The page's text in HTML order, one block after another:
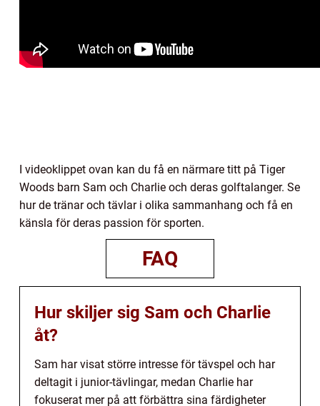
I videoklippet ovan kan du få en närmare titt på Tiger
Woods barn Sam och Charlie och deras golftalanger. Se
hur de tränar och tävlar i olika sammanhang och få en
känsla för deras passion för sporten.
FAQ
Hur skiljer sig Sam och Charlie
åt?
Sam har visat större intresse för tävspel och har
deltagit i junior-tävlingar, medan Charlie har
fokuserat mer på att förbättra sina färdigheter